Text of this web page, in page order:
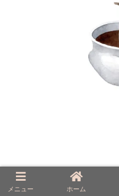
メニュー ホーム